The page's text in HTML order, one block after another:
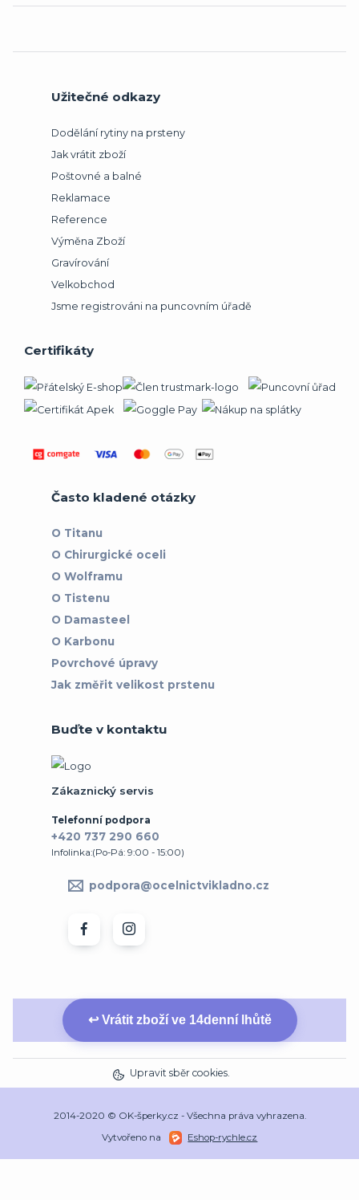
Užitečné odkazy
Dodělání rytiny na prsteny
Jak vrátit zboží
Poštovné a balné
Reklamace
Reference
Výměna Zboží
Gravírování
Velkobchod
Jsme registrováni na puncovním úřadě
Certifikáty
Často kladené otázky
O Titanu
O Chirurgické oceli
O Wolframu
O Tistenu
O Damasteel
O Karbonu
Povrchové úpravy
Jak změřit velikost prstenu
Buďte v kontaktu
Zákaznický servis
Telefonní podpora
+420 737 290 660
Infolinka:(Po-Pá: 9:00 - 15:00)
podpora@ocelnictvikladno.cz
↩ Vrátit zboží ve 14denní lhůtě
Upravit sběr cookies.
2014-2020 © OK-šperky.cz - Všechna práva vyhrazena.
Vytvořeno na
Eshop-rychle.cz